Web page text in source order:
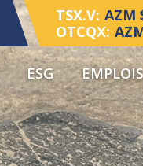
TSX.V: AZM
OTCQX:
ESG